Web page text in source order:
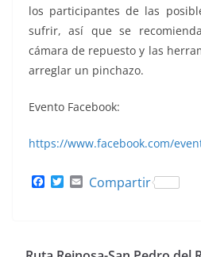
los participantes de las
sufrir, así que se
cámara de repuesto y las
arreglar un pinchazo.
Evento Facebook:
https://www.facebook.com/
T Compartir